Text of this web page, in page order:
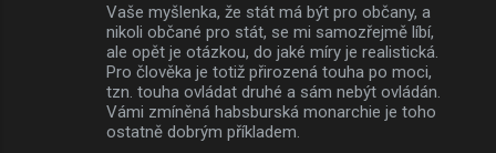
Vaše myšlenka, že stát má být pro občany, a
nikoli občané pro stát, se mi samozřejmě líbí,
ale opět je otázkou, do jaké míry je realistická.
Pro člověka je totiž přirozená touha po moci,
tzn. touha ovládat druhé a sám nebýt ovládán.
Vámi zmíněná habsburská monarchie je toho
ostatně dobrým příkladem.